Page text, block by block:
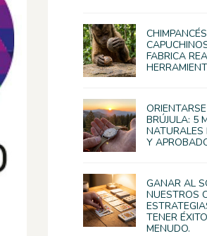
FABRICA
BRÚJULA: 5
NATURALES
Y
GANAR AL
NUESTROS
TENER
MENUDO.